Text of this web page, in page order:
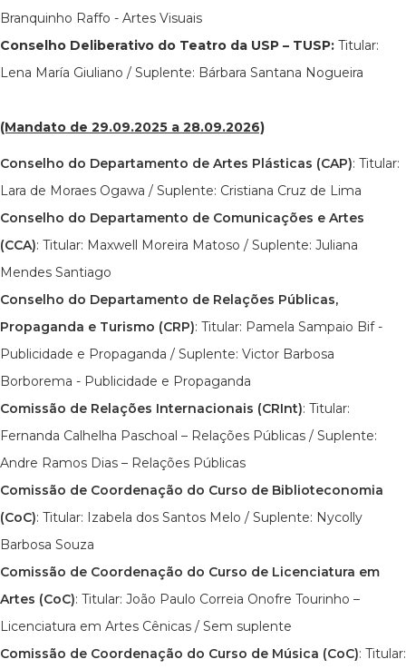
Branquinho Raffo - Artes Visuais
Conselho Deliberativo do Teatro da USP – TUSP: Titular:
Lena María Giuliano / Suplente: Bárbara Santana Nogueira
(Mandato de 29.09.2025 a 28.09.2026)
Conselho do Departamento de Artes Plásticas (CAP): Titular:
Lara de Moraes Ogawa / Suplente: Cristiana Cruz de Lima
Conselho do Departamento de Comunicações e Artes
(CCA): Titular: Maxwell Moreira Matoso / Suplente: Juliana
Mendes Santiago
Conselho do Departamento de Relações Públicas,
Propaganda e Turismo (CRP): Titular: Pamela Sampaio Bif -
Publicidade e Propaganda / Suplente: Victor Barbosa
Borborema - Publicidade e Propaganda
Comissão de Relações Internacionais (CRInt): Titular:
Fernanda Calhelha Paschoal – Relações Públicas / Suplente:
Andre Ramos Dias – Relações Públicas
Comissão de Coordenação do Curso de Biblioteconomia
(CoC): Titular: Izabela dos Santos Melo / Suplente: Nycolly
Barbosa Souza
Comissão de Coordenação do Curso de Licenciatura em
Artes (CoC): Titular: João Paulo Correia Onofre Tourinho –
Licenciatura em Artes Cênicas / Sem suplente
Comissão de Coordenação do Curso de Música (CoC): Titular: